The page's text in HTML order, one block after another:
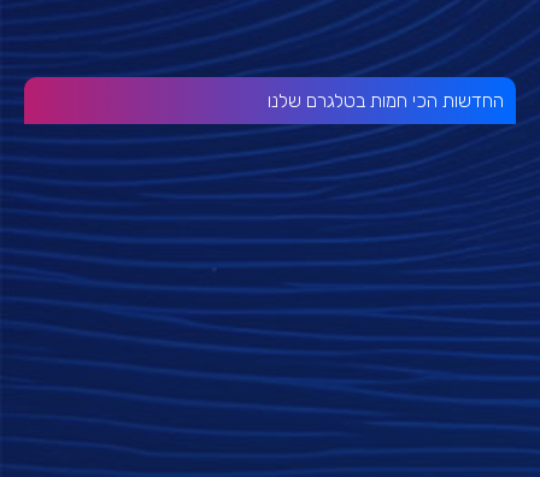
החדשות הכי חמות בטלגרם שלנו